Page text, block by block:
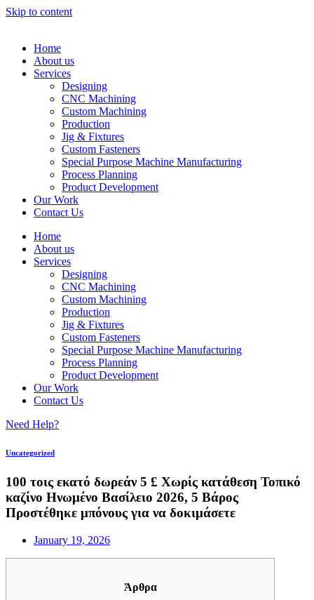
Skip to content
Home
About us
Services
Designing
CNC Machining
Custom Machining
Production
Jig & Fixtures
Custom Fasteners
Special Purpose Machine Manufacturing
Process Planning
Product Development
Our Work
Contact Us
Home
About us
Services
Designing
CNC Machining
Custom Machining
Production
Jig & Fixtures
Custom Fasteners
Special Purpose Machine Manufacturing
Process Planning
Product Development
Our Work
Contact Us
Need Help?
Uncategorized
100 τοις εκατό δωρεάν 5 £ Χωρίς κατάθεση Τοπικό
καζίνο Ηνωμένο Βασίλειο 2026, 5 Βάρος
Προστέθηκε μπόνους για να δοκιμάσετε
January 19, 2026
Άρθρα